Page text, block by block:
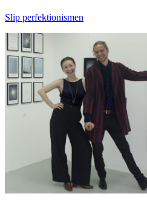
Slip perfektionismen